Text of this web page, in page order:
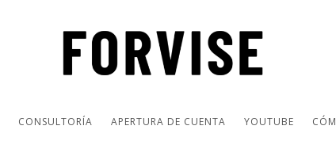
CONSULTORÍA APERTURA DE CUENTA YOUTUBE